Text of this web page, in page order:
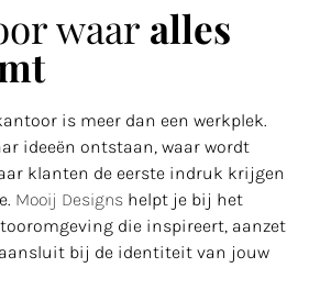
waar alles
is meer dan een werkplek.
ideeën ontstaan, waar wordt
klanten de eerste indruk krijgen
Mooij Designs helpt je bij het
die inspireert, aanzet
bij de identiteit van jouw